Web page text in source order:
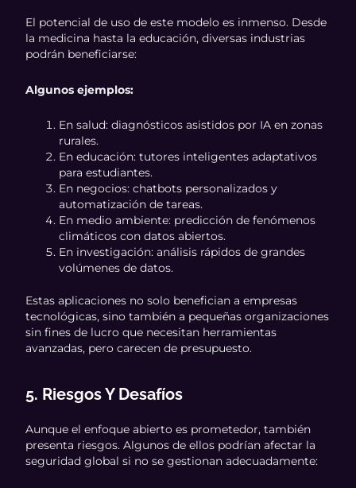
El potencial de uso de este modelo es inmenso. Desde
la medicina hasta la educación, diversas industrias
podrán beneficiarse:
Algunos ejemplos:
En salud: diagnósticos asistidos por IA en zonas
rurales.
En educación: tutores inteligentes adaptativos
para estudiantes.
En negocios: chatbots personalizados y
automatización de tareas.
En medio ambiente: predicción de fenómenos
climáticos con datos abiertos.
En investigación: análisis rápidos de grandes
volúmenes de datos.
Estas aplicaciones no solo benefician a empresas
tecnológicas, sino también a pequeñas organizaciones
sin fines de lucro que necesitan herramientas
avanzadas, pero carecen de presupuesto.
5. Riesgos Y Desafíos
Aunque el enfoque abierto es prometedor, también
presenta riesgos. Algunos de ellos podrían afectar la
seguridad global si no se gestionan adecuadamente: